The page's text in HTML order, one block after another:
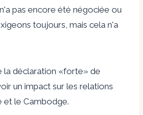
pas encore été négociée ou
toujours, mais cela n'a
la déclaration «forte» de
un impact sur les relations
et le Cambodge.